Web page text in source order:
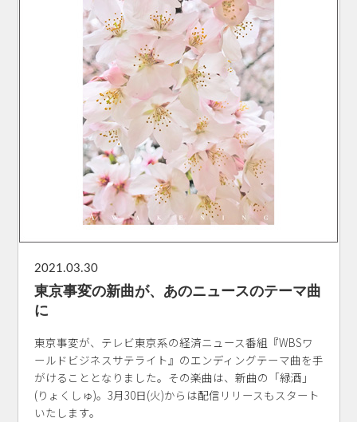
2021.03.30
東京事変の新曲が、あのニュースのテーマ曲
に
東京事変が、テレビ東京系の経済ニュース番組『WBSワ
ールドビジネスサテライト』のエンディングテーマ曲を手
がけることとなりました。その楽曲は、新曲の「緑酒」
(りょくしゅ)。3月30日(火)からは配信リリースもスタート
いたします。